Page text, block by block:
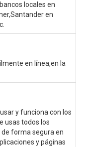
locales en
en
en línea,en la
y funciona con los
usas todos los
forma segura en
y páginas